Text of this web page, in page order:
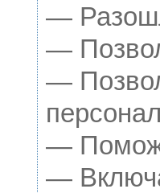
—
—
—
—
—